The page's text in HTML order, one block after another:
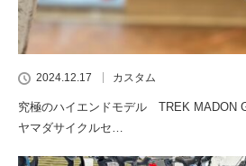
2024.12.17 カスタム
究極のハイエンドモデル TREK MADON
ヤマダサイクルセ…